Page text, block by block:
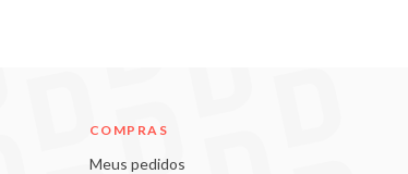
COMPRAS
Meus pedidos